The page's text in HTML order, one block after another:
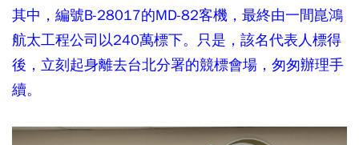
其中，編號B-28017的MD-82客機，最終由一間崑鴻
航太工程公司以240萬標下。只是，該名代表人標得
後，立刻起身離去台北分署的競標會場，匆匆辦理手
續。